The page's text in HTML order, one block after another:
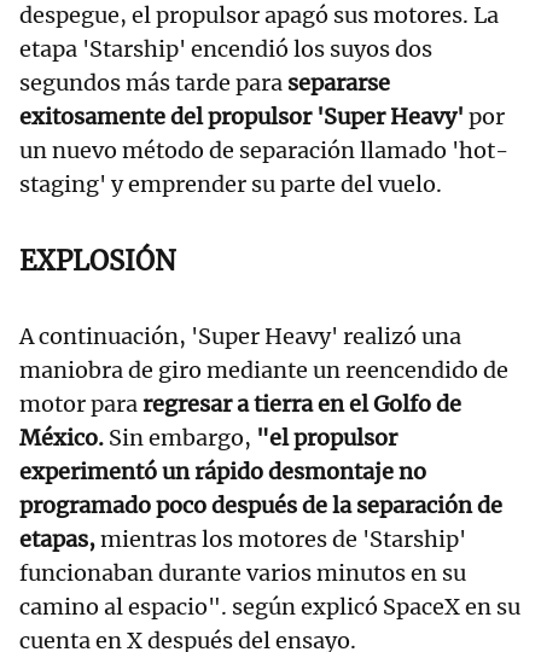
despegue, el propulsor apagó sus motores. La
etapa 'Starship' encendió los suyos dos
segundos más tarde para separarse
exitosamente del propulsor 'Super Heavy' por
un nuevo método de separación llamado 'hot-
staging' y emprender su parte del vuelo.
EXPLOSIÓN
A continuación, 'Super Heavy' realizó una
maniobra de giro mediante un reencendido de
motor pararegresar a tierra en el Golfo de
México. Sin embargo, "el propulsor
experimentó un rápido desmontaje no
programado poco después de la separación de
etapas,mientras los motores de 'Starship'
funcionaban durante varios minutos en su
camino al espacio". según explicó SpaceX en su
cuenta en X después del ensayo.